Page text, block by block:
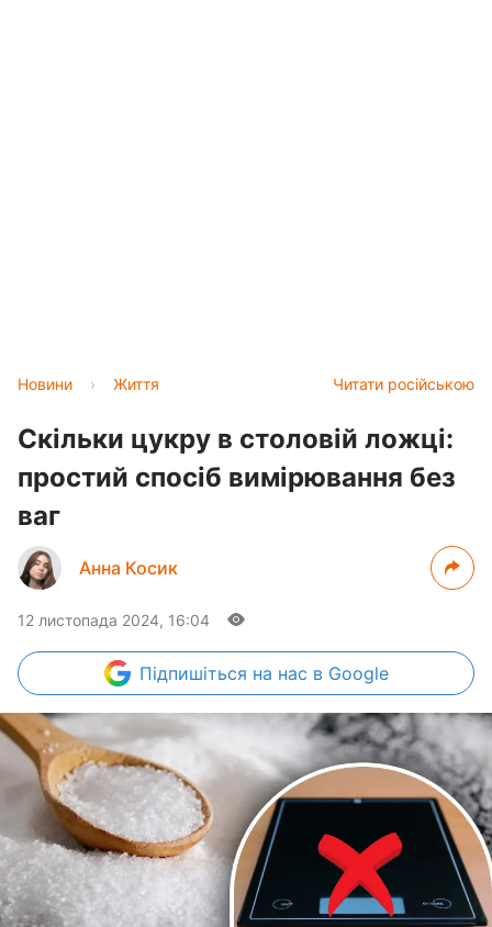
Читати російською
Новини › Життя
Скільки цукру в столовій ложці:
простий спосіб вимірювання без
ваг
Анна Косик
12 листопада 2024, 16:04
Підпишіться на нас в Google